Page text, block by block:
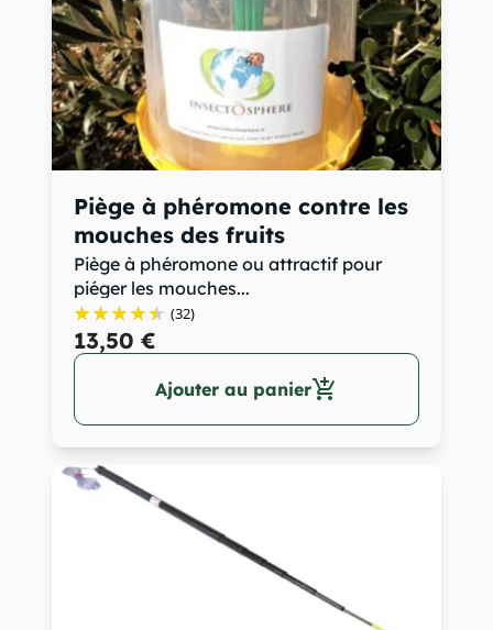
Piège à phéromone contre les
mouches des fruits
Piège à phéromone ou attractif pour
piéger les mouches...
(32)
13,50 €
Ajouter au panieradd_shopping_cart